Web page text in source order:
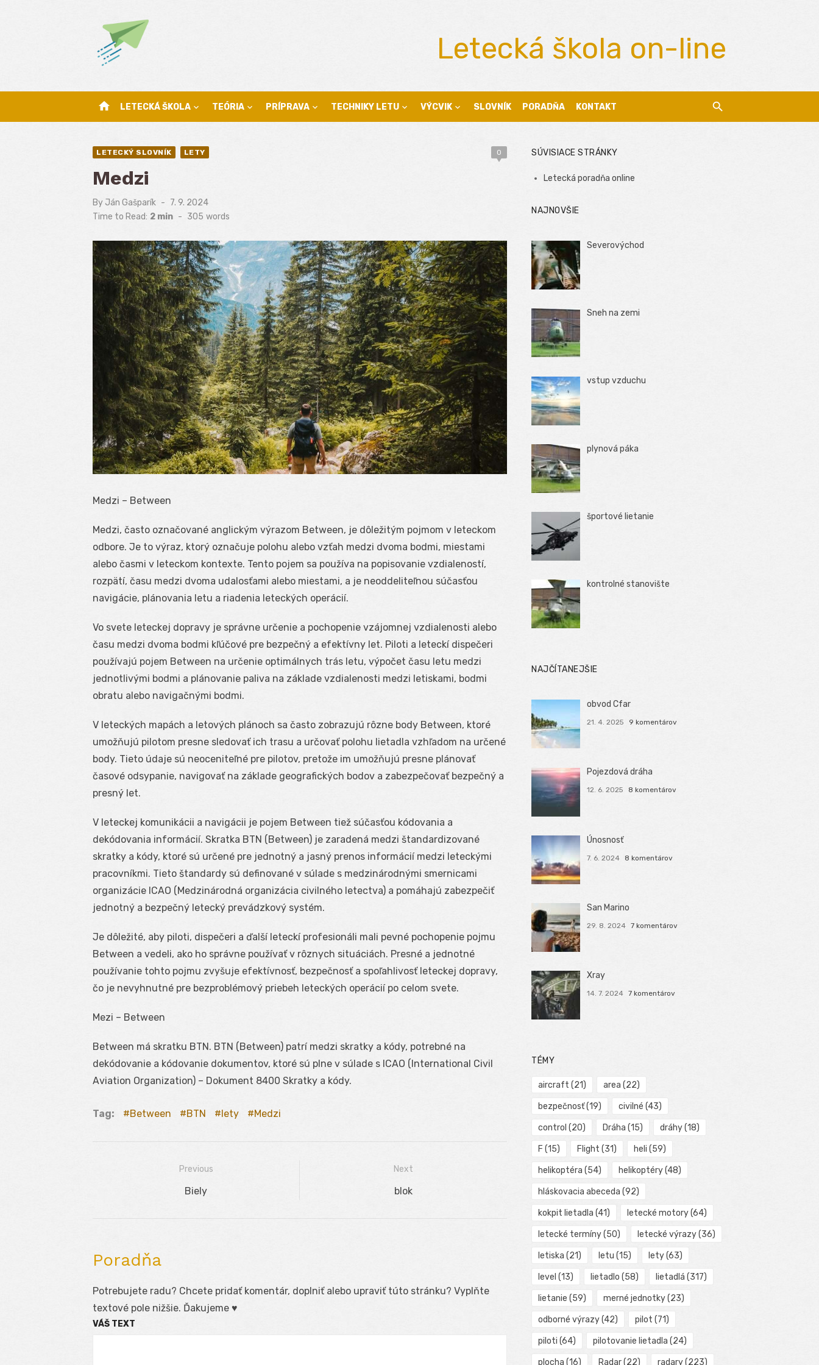
Letecká škola on-line
home LETECKÁ ŠKOLA TEÓRIA PRÍPRAVA TECHNIKY LETU VÝCVIK SLOVNÍK PORADŇA KONTAKT
LETECKÝ SLOVNÍK LETY 0
Medzi
By Ján Gašparík
Posted
on
7. 9. 2024
Time to Read: 2 min - 305 words
Medzi – Between
Medzi, často označované anglickým výrazom Between, je dôležitým pojmom v leteckom
odbore. Je to výraz, ktorý označuje polohu alebo vzťah medzi dvoma bodmi, miestami
alebo časmi v leteckom kontexte. Tento pojem sa používa na popisovanie vzdialeností,
rozpätí, času medzi dvoma udalosťami alebo miestami, a je neoddeliteľnou súčasťou
navigácie, plánovania letu a riadenia leteckých operácií.
Vo svete leteckej dopravy je správne určenie a pochopenie vzájomnej vzdialenosti alebo
času medzi dvoma bodmi kľúčové pre bezpečný a efektívny let. Piloti a leteckí dispečeri
používajú pojem Between na určenie optimálnych trás letu, výpočet času letu medzi
jednotlivými bodmi a plánovanie paliva na základe vzdialenosti medzi letiskami, bodmi
obratu alebo navigačnými bodmi.
V leteckých mapách a letových plánoch sa často zobrazujú rôzne body Between, ktoré
umožňujú pilotom presne sledovať ich trasu a určovať polohu lietadla vzhľadom na určené
body. Tieto údaje sú neoceniteľné pre pilotov, pretože im umožňujú presne plánovať
časové odsypanie, navigovať na základe geografických bodov a zabezpečovať bezpečný a
presný let.
V leteckej komunikácii a navigácii je pojem Between tiež súčasťou kódovania a
dekódovania informácií. Skratka BTN (Between) je zaradená medzi štandardizované
skratky a kódy, ktoré sú určené pre jednotný a jasný prenos informácií medzi leteckými
pracovníkmi. Tieto štandardy sú definované v súlade s medzinárodnými smernicami
organizácie ICAO (Medzinárodná organizácia civilného letectva) a pomáhajú zabezpečiť
jednotný a bezpečný letecký prevádzkový systém.
Je dôležité, aby piloti, dispečeri a ďalší leteckí profesionáli mali pevné pochopenie pojmu
Between a vedeli, ako ho správne používať v rôznych situáciách. Presné a jednotné
používanie tohto pojmu zvyšuje efektívnosť, bezpečnosť a spoľahlivosť leteckej dopravy,
čo je nevyhnutné pre bezproblémový priebeh leteckých operácií po celom svete.
Mezi – Between
Between má skratku BTN. BTN (Between) patrí medzi skratky a kódy, potrebné na
dekódovanie a kódovanie dokumentov, ktoré sú plne v súlade s ICAO (International Civil
Aviation Organization) – Dokument 8400 Skratky a kódy.
Tag: Between BTN lety Medzi
Previous
Previous
Biely
Next
Next
blok
Poradňa
Potrebujete radu? Chcete pridať komentár, doplniť alebo upraviť túto stránku? Vyplňte
textové pole nižšie. Ďakujeme ♥
VÁŠ TEXT
SÚVISIACE STRÁNKY
Letecká poradňa online
NAJNOVŠIE
Severovýchod
Sneh na zemi
vstup vzduchu
plynová páka
športové lietanie
kontrolné stanovište
NAJČÍTANEJŠIE
obvod Cfar
21. 4. 2025 9 komentárov
Pojezdová dráha
12. 6. 2025 8 komentárov
Únosnosť
7. 6. 2024 8 komentárov
San Marino
29. 8. 2024 7 komentárov
Xray
14. 7. 2024 7 komentárov
TÉMY
aircraft (21) area (22)
bezpečnosť(19) civilné (43)
control (20) Dráha (15) dráhy(18)
F (15) Flight (31) heli (59)
helikoptéra (54) helikoptéry(48)
hláskovacia abeceda (92)
kokpit lietadla (41) letecké motory(64)
letecké termíny(50) letecké výrazy(36)
letiska (21) letu (15) lety(63)
level (13) lietadlo (58) lietadlá (317)
lietanie (59) merné jednotky(23)
odborné výrazy(42) pilot (71)
piloti (64) pilotovanie lietadla (24)
plocha (16) Radar(22) radary(223)